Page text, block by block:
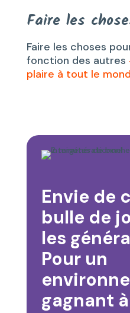
Faire les
Faire les choses
fonction des autres
plaire à tout le
Envie de
bulle de
les
Pour un
gagnant